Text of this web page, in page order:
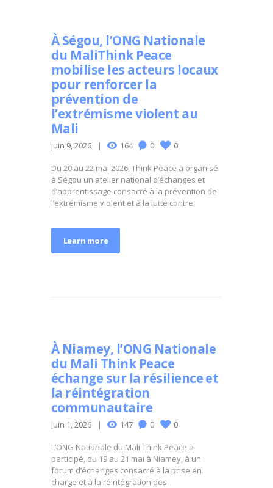
À Ségou, l’ONG Nationale
du MaliThink Peace
mobilise les acteurs locaux
pour renforcer la
prévention de
l’extrémisme violent au
Mali
juin 9, 2026 164 0 0
Du 20 au 22 mai 2026, Think Peace a organisé
à Ségou un atelier national d’échanges et
d’apprentissage consacré à la prévention de
l’extrémisme violent et à la lutte contre
Learn more
À Niamey, l’ONG Nationale
du Mali Think Peace
échange sur la résilience et
la réintégration
communautaire
juin 1, 2026 147 0 0
L’ONG Nationale du Mali Think Peace a
participé, du 19 au 21 mai à Niamey, à un
forum d’échanges consacré à la prise en
charge et à la réintégration des